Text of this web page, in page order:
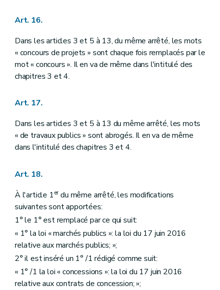
Art. 16.
Dans les articles 3 et 5 à 13, du même arrêté, les mots
« concours de projets » sont chaque fois remplacés par le
mot « concours ». Il en va de même dans l'intitulé des
chapitres 3 et 4.
Art. 17.
Dans les articles 3 et 5 à 13 du même arrêté, les mots
« de travaux publics » sont abrogés. Il en va de même
dans l'intitulé des chapitres 3 et 4.
Art. 18.
À l'article 1erdu même arrêté, les modifications
suivantes sont apportées:
1° le 1° est remplacé par ce qui suit:
« 1° la loi « marchés publics »: la loi du 17 juin 2016
relative aux marchés publics; »;
2° il est inséré un 1° /1 rédigé comme suit:
« 1° /1 la loi « concessions »: la loi du 17 juin 2016
relative aux contrats de concession; »;